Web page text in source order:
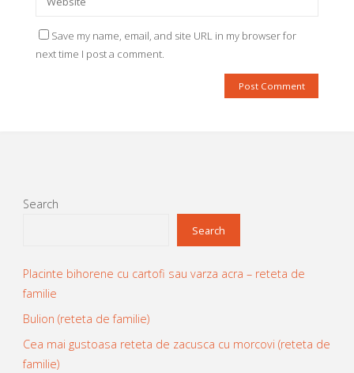
Save my name, email, and site URL in my browser for
next time I post a comment.
Search
Search
Placinte bihorene cu cartofi sau varza acra – reteta de
familie
Bulion (reteta de familie)
Cea mai gustoasa reteta de zacusca cu morcovi (reteta de
familie)